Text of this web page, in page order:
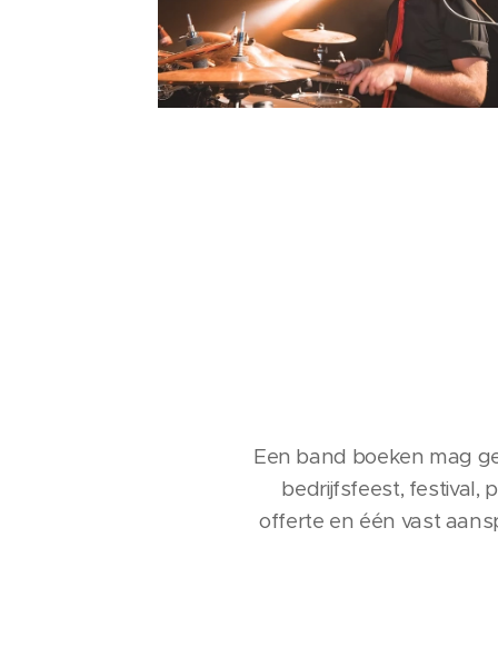
Een band boeken mag
bedrijfsfeest, festival,
offerte en één vast